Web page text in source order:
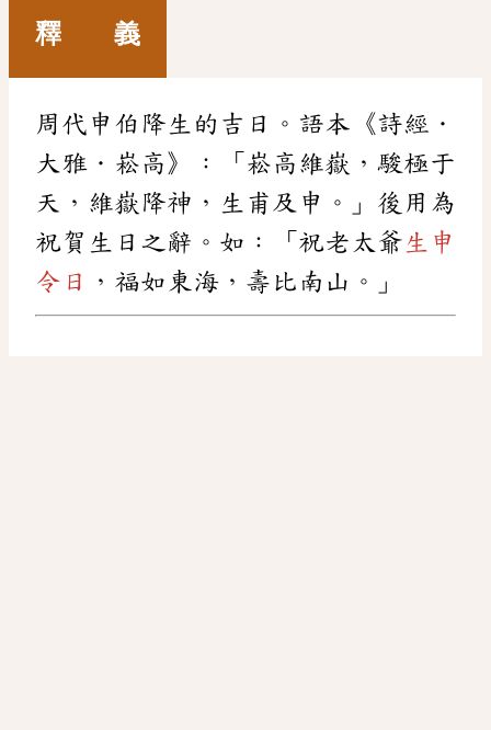
釋 義
周代申伯降生的吉日。語本《詩經．
大雅．崧高》：「崧高維嶽，駿極于
天，維嶽降神，生甫及申。」後用為
祝賀生日之辭。如：「祝老太爺 生申
令日
，福如東海，壽比南山。」